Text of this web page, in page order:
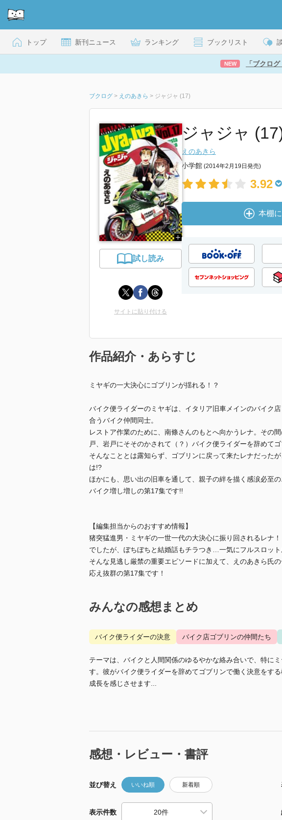
トップ 新刊ニュース ランキング ブックリスト
NEW 「ブクロ
ブクログ > えのあきら > ジャジャ (17)
試し読み
ジャジャ
えのあきら
小学館 (2014年2月19日発売)
3.92
本棚
サイトに貼り付ける
作品紹介・あらすじ
ミヤギの一大決心にゴブリンが揺れる！？
バイク便ライダーのミヤギは、イタリア旧車メインのバイク
合うバイク仲間同士。
レストア作業のために、南條さんのもとへ向かうレナ。その
戸、岩戸にそそのかされて（？）バイク便ライダーを辞めて
そんなこととは露知らず、ゴブリンに戻って来たレナだっ
は!?
ほかにも、思い出の旧車を通して、親子の絆を描く感涙必至の
バイク増し増しの第17集です!!
【編集担当からのおすすめ情報】
猪突猛進男・ミヤギの一世一代の大決心に振り回されるレナ
でしたが、ぼちぼちと結婚話もチラつき…一気にフルスロッ
そんな見逃し厳禁の重要エピソードに加えて、えのあきら氏
応え抜群の第17集です！
みんなの感想まとめ
バイク便ライダーの決意 バイク店ゴブリンの仲間たち
テーマは、バイクと人間関係のゆるやかな絡み合いで、特に
す。彼がバイク便ライダーを辞めてゴブリンで働く決意をす
成長を感じさせます...
感想・レビュー・書評
並び替え いいね順 新着順
表示件数